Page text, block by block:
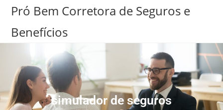
Pró Bem Corretora de Seguros e
Benefícios
simulador de seguros